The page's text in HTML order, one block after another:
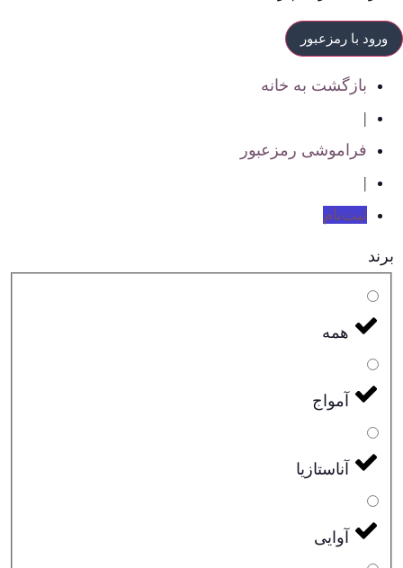
بازگشت به خانه
|
فراموشی رمزعبور
|
ثبت‌نام
برند
همه
آمواج
آناستازیا
آوایی